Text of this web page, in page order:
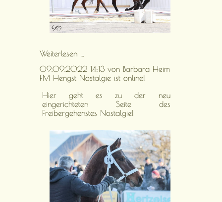
Weiterlesen …
Lisette
+
09.09.2022 14:13 von Barbara Heim
FM Hengst Nostalgie ist online!
Hier geht es zu der neu
eingerichteten Seite des
Freibergehenstes Nostalgie!